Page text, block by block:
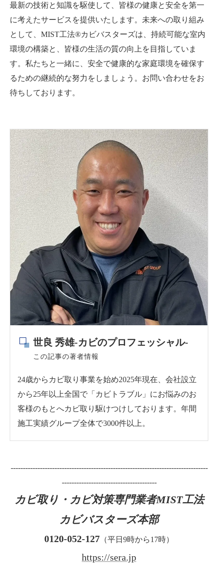
最新の技術と知識を駆使して、皆様の健康と安全を第一
に考えたサービスを提供いたします。未来への取り組み
として、MIST工法®カビバスターズは、持続可能な室内
環境の構築と、皆様の生活の質の向上を目指していま
す。私たちと一緒に、安全で健康的な家庭環境を確保す
るための継続的な努力をしましょう。お問い合わせをお
待ちしております。
世良 秀雄-カビのプロフェッシャル-
この記事の著者情報
24歳からカビ取り事業を始め2025年現在、会社設立
から25年以上全国で「カビトラブル」にお悩みのお
客様のもとへカビ取り駆けつけしております。年間
施工実績グループ全体で3000件以上。
---------------------------------------------------------------------------------
---------------------------------------
カビ取り・カビ対策専門業者MIST工法
カビバスターズ本部
0120-052-127 （平日9時から17時）
https://sera.jp